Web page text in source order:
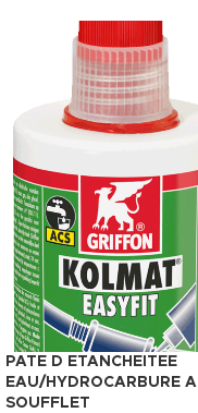
PATE D ETANCHEITEE
EAU/HYDROCARBURE A
SOUFFLET